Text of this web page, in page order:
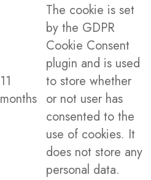
11
months
The cookie is set
by the GDPR
Cookie Consent
plugin and is used
to store whether
or not user has
consented to the
use of cookies. It
does not store any
personal data.